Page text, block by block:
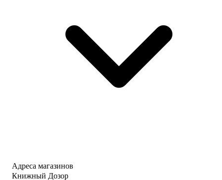
Адреса магазинов
Книжный Дозор